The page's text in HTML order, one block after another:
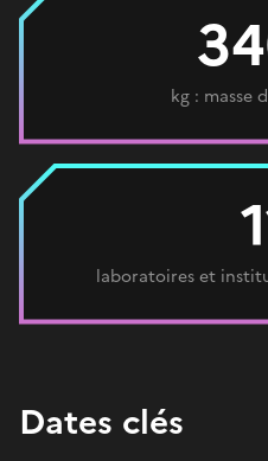
kg : masse
laboratoires et
Dates clés